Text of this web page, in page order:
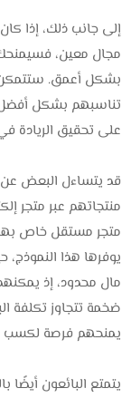
إلى جانب ذلك، إذا
مجال معين،
بشكل أعمق. ستتمكن
تناسبهم بشكل
على تحقيق الريادة
قد يتساءل البعض عن
منتجاتهم عبر متجر
متجر مستقل خاص بهم
يوفرها هذا النموذج،
مال محدود، إذ
ضخمة تتجاوز تكلفة
يمنحهم فرصة لكسب
يتمتع البائعون أيضًا